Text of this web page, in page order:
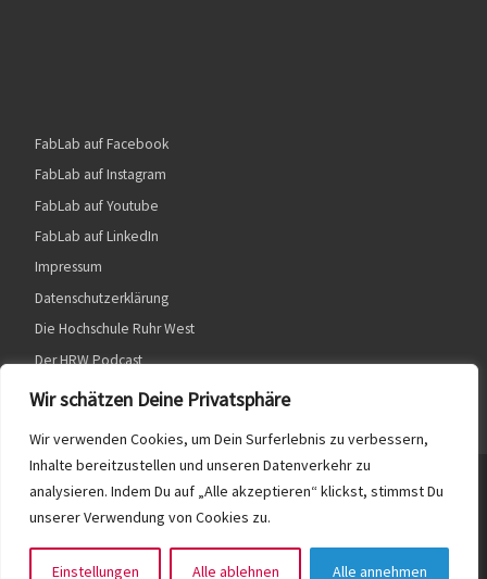
Wir schätzen Deine Privatsphäre
Wir verwenden Cookies, um Dein Surferlebnis zu verbessern,
Inhalte bereitzustellen und unseren Datenverkehr zu
analysieren. Indem Du auf „Alle akzeptieren“ klickst, stimmst Du
unserer Verwendung von Cookies zu.
Einstellungen Alle ablehnen Alle annehmen
FabLab auf Facebook
FabLab auf Instagram
FabLab auf Youtube
FabLab auf LinkedIn
Impressum
Datenschutzerklärung
Die Hochschule Ruhr West
Der HRW Podcast
© 2026HRW FabLab– Alle Rechte vorbehalten
Präsentiert vonWP – Entworfen mit dem